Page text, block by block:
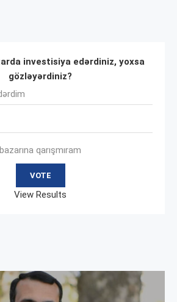
investisiya edərdiniz, yoxsa
gözləyərdiniz?
qarışmıram
View Results